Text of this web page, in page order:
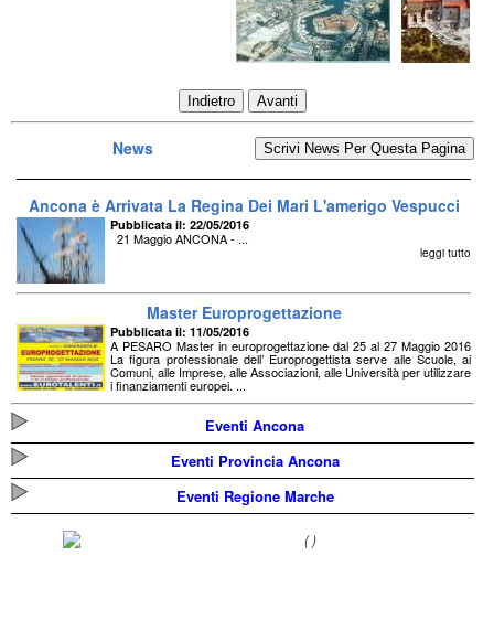
Indietro Avanti
News
Ancona è Arrivata La Regina Dei Mari L'amerigo Vespucci
Pubblicata il: 22/05/2016
21 Maggio ANCONA - ...
leggi tutto
Master Europrogettazione
Pubblicata il: 11/05/2016
A PESARO Master in europrogettazione dal 25 al 27 Maggio 2016
La figura professionale dell’ Europrogettista serve alle Scuole, ai
Comuni, alle Imprese, alle Associazioni, alle Università per utilizzare
i finanziamenti europei. ...
leggi tutto
Eventi Ancona
Eventi Provincia Ancona
Eventi Regione Marche
( )